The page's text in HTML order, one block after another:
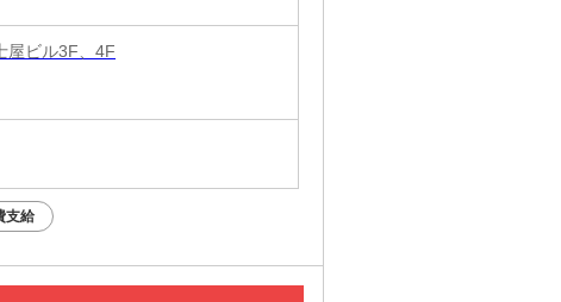
屋ビル3F、4F
支給